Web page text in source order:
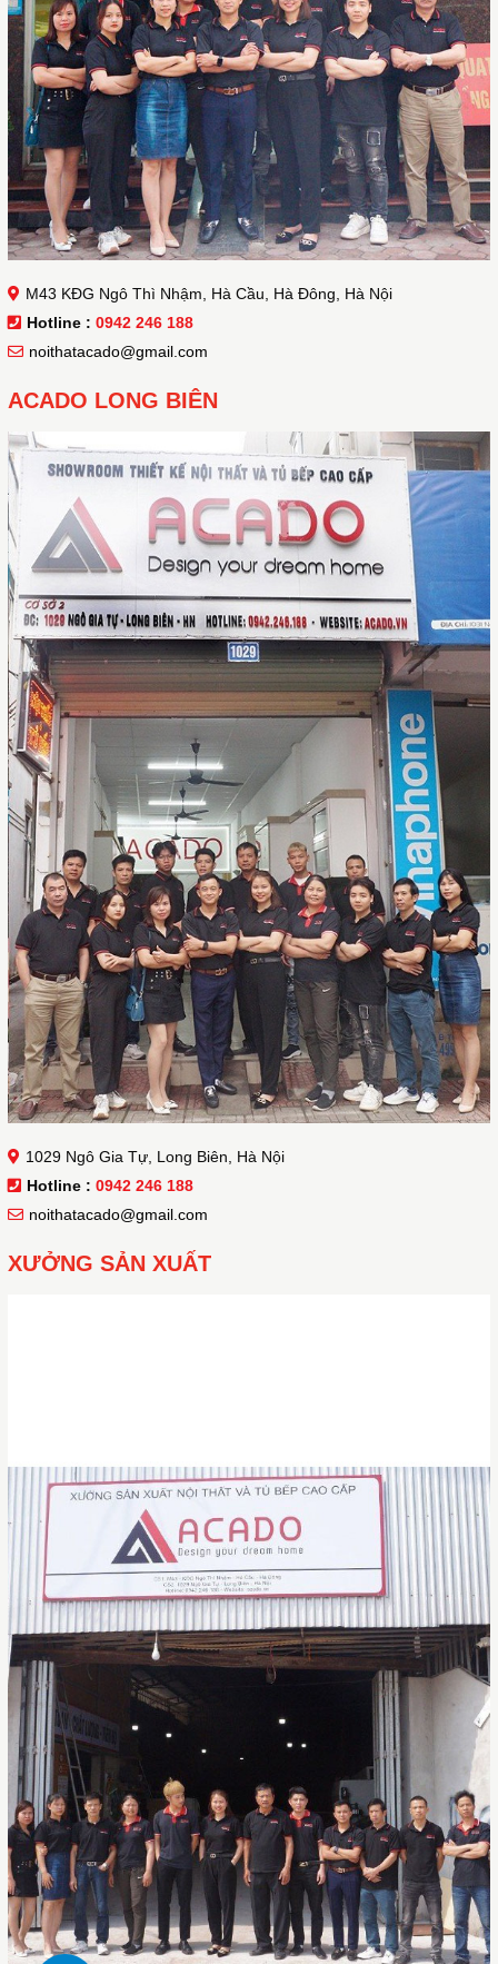
M43 KĐG Ngô Thì Nhậm, Hà Cầu, Hà Đông, Hà Nội
Hotline : 0942 246 188
noithatacado@gmail.com
ACADO LONG BIÊN
1029 Ngô Gia Tự, Long Biên, Hà Nội
Hotline : 0942 246 188
noithatacado@gmail.com
XƯỞNG SẢN XUẤT